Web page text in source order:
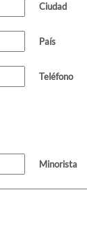
Ciudad
País
Teléfono
Minorista